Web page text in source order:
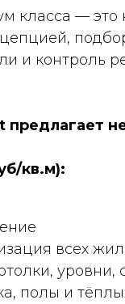
класса — это
и контроль
кв.м):
всех
полы и